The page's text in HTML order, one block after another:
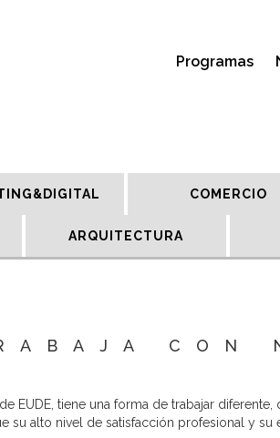
Programas
COMERCIO
ARQUITECTURA
CON
EUDE, tiene una forma de trabajar
alto nivel de satisfacción profesional y